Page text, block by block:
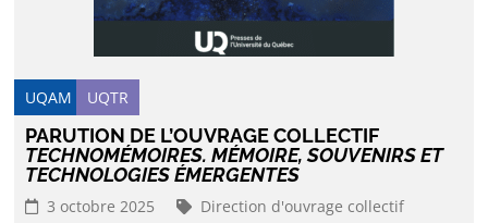
UQAM UQTR
PARUTION DE L’OUVRAGE COLLECTIF
TECHNOMÉMOIRES. MÉMOIRE, SOUVENIRS ET
TECHNOLOGIES ÉMERGENTES
3 octobre 2025
Direction d'ouvrage collectif